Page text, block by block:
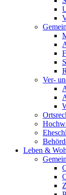
Ver-
Leben &